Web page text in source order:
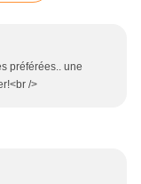
préférées.. une
/>